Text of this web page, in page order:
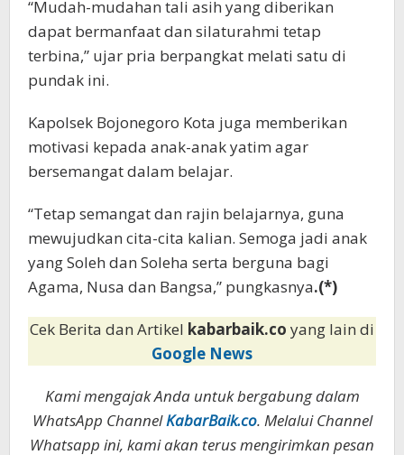
“Mudah-mudahan tali asih yang diberikan
dapat bermanfaat dan silaturahmi tetap
terbina,” ujar pria berpangkat melati satu di
pundak ini.
Kapolsek Bojonegoro Kota juga memberikan
motivasi kepada anak-anak yatim agar
bersemangat dalam belajar.
“Tetap semangat dan rajin belajarnya, guna
mewujudkan cita-cita kalian. Semoga jadi anak
yang Soleh dan Soleha serta berguna bagi
Agama, Nusa dan Bangsa,” pungkasnya.(*)
Cek Berita dan Artikel kabarbaik.co yang lain di
Google News
Kami mengajak Anda untuk bergabung dalam
WhatsApp ChannelKabarBaik.co. Melalui Channel
Whatsapp ini, kami akan terus mengirimkan pesan